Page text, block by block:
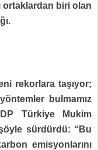
ortaklardan biri olan
rekorlara taşıyor;
bulmamız
Türkiye Mukim
sürdürdü: “Bu
emisyonlarını